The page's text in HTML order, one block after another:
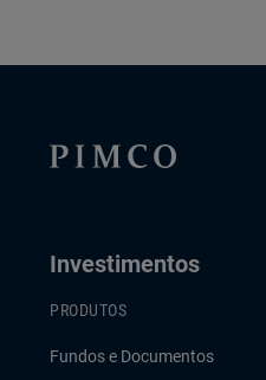
Investimentos
PRODUTOS
Fundos e Documentos